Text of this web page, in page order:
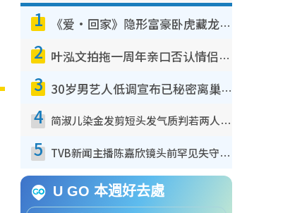
1 《爱·回家》隐形富豪卧虎藏龙！盘点12位财气逼人的有钱艺人：这位美女3亿身家不愁做
2 叶泓文拍拖一周年亲口否认情侣关系？！被质疑感情造假竟称GM“普通同事”
3 30岁男艺人低调宣布已秘密离巢！人气急跌变失踪人口：“这几年过得并不容易”
4 简淑儿染金发剪短头发气质判若两人！吓坏老公麦大力都认不出：“你做什么？”
5 TVB新闻主播陈嘉欣镜头前罕见失守！遭林超英一句话突袭吓坏当场大笑
U GO 本週好去處